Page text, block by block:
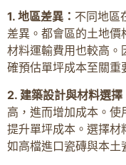
1. 地區差異： 不同地區
差異。都會區的土地
材料運輸費用也較高。
確預估單坪成本至關重
2. 建築設計與材料選擇
高，進而增加成本。
提升單坪成本。選擇材
如高檔進口瓷磚與本土